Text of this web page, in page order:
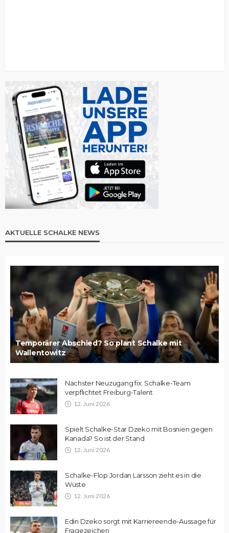
AKTUELLE SCHALKE NEWS
Temporärer Abschied? So plant Schalke mit
Wallentowitz
Nächster Neuzugang fix: Schalke-Team
verpflichtet Freiburg-Talent
12. Juni 2026
Spielt Schalke-Star Dzeko mit Bosnien gegen
Kanada? So ist der Stand
12. Juni 2026
Schalke-Flop Jordan Larsson zieht es in die
Wüste
12. Juni 2026
Edin Dzeko sorgt mit Karriereende-Aussage für
Fragezeichen